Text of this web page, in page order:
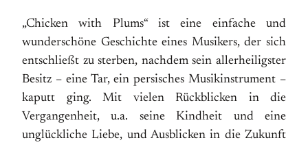
„Chicken with Plums“ ist eine einfache und
wunderschöne Geschichte eines Musikers, der sich
entschließt zu sterben, nachdem sein allerheiligster
Besitz – eine Tar, ein persisches Musikinstrument –
kaputt ging. Mit vielen Rückblicken in die
Vergangenheit, u.a. seine Kindheit und eine
unglückliche Liebe, und Ausblicken in die Zukunft